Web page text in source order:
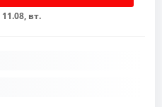
11.08, вт.